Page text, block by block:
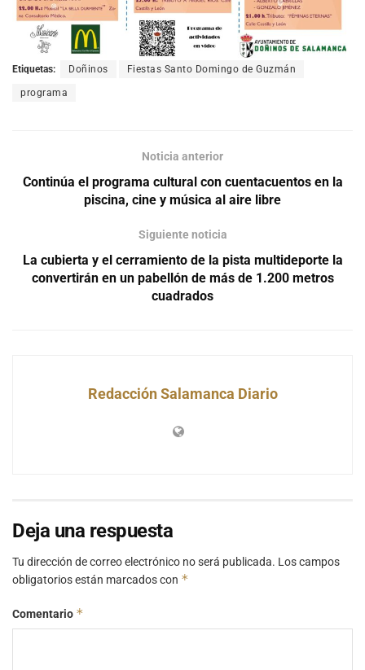
Etiquetas: Doñinos Fiestas Santo Domingo de Guzmán
programa
Noticia anterior
Continúa el programa cultural con cuentacuentos en la
piscina, cine y música al aire libre
Siguiente noticia
La cubierta y el cerramiento de la pista multideporte la
convertirán en un pabellón de más de 1.200 metros
cuadrados
Redacción Salamanca Diario
Deja una respuesta
Tu dirección de correo electrónico no será publicada. Los campos
obligatorios están marcados con *
Comentario *